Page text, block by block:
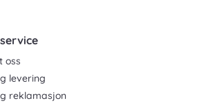
oss
levering
reklamasjon